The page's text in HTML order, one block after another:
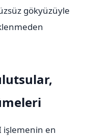
gökyüzüyle
işlemenin en